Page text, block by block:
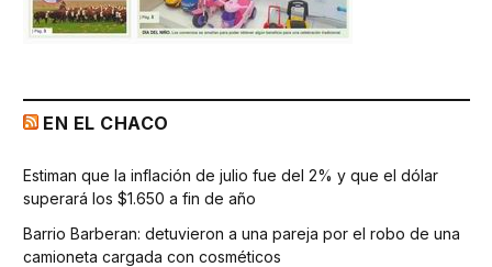
EN EL CHACO
Estiman que la inflación de julio fue del 2% y que el dólar
superará los $1.650 a fin de año
Barrio Barberan: detuvieron a una pareja por el robo de una
camioneta cargada con cosméticos